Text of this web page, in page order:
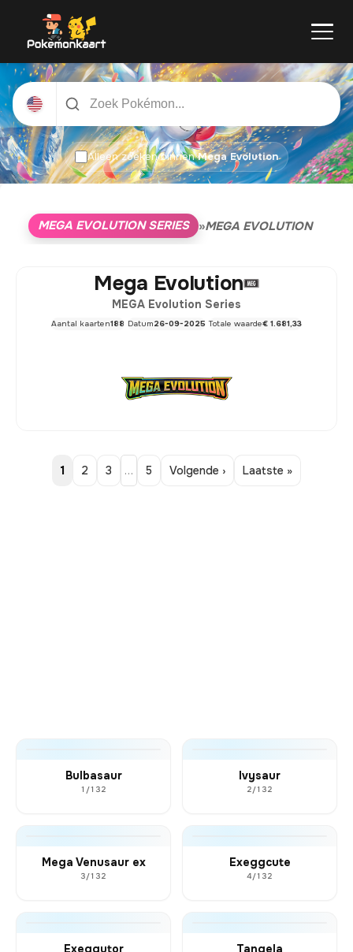
Alleen zoeken binnenMega Evolution
MEGA EVOLUTION SERIES »MEGA EVOLUTION
Mega Evolution
MEGA Evolution Series
Aantal kaarten188 Datum26-09-2025 Totale waarde€ 1.681,33
1 2 3 … 5 Volgende › Laatste »
Bulbasaur
1/132
Ivysaur
2/132
Mega Venusaur ex
3/132
Exeggcute
4/132
Exeggutor Tangela